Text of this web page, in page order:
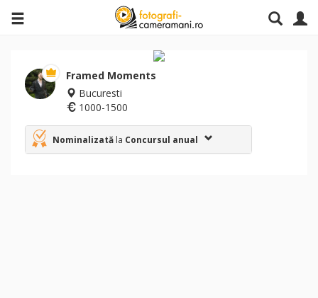
Framed Moments
Bucuresti
1000-1500
Nominalizată la Concursul anual